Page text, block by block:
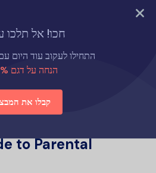
חכו! אל תלכו
התחילו לעקוב עוד היום
הנחה על דגם 30%
קבלו את
חדשות התעשייה
to Use It? A Complete Guide to
to Parental